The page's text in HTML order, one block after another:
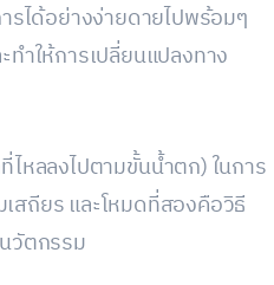
รได้อย่างง่ายดายไปพร้อมๆ
ำให้การเปลี่ยนแปลงทาง
หลลงไปตามขั้นน้ำตก) ในการ
สถียร และโหมดที่สองคือวิธี
วัตกรรม